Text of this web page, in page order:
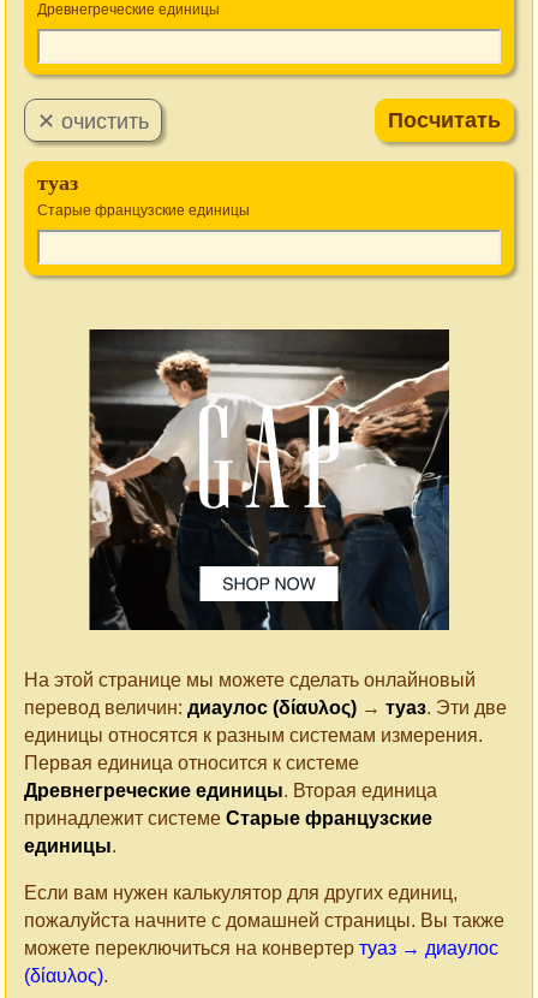
Древнегреческие единицы
туаз
Старые французские единицы
На этой странице мы можете сделать онлайновый
перевод величин: диаулос (δίαυλος) → туаз. Эти две
единицы относятся к разным системам измерения.
Первая единица относится к системе
Древнегреческие единицы. Вторая единица
принадлежит системе Старые французские
единицы.
Если вам нужен калькулятор для других единиц,
пожалуйста начните с домашней страницы. Вы также
можете переключиться на конвертер туаз → диаулос
(δίαυλος).